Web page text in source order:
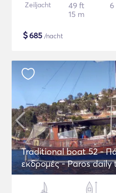
Zeiljacht
49 ft
15 m
6
$685 /nacht
Traditional boat 52 -
εκδρομές - Paros daily